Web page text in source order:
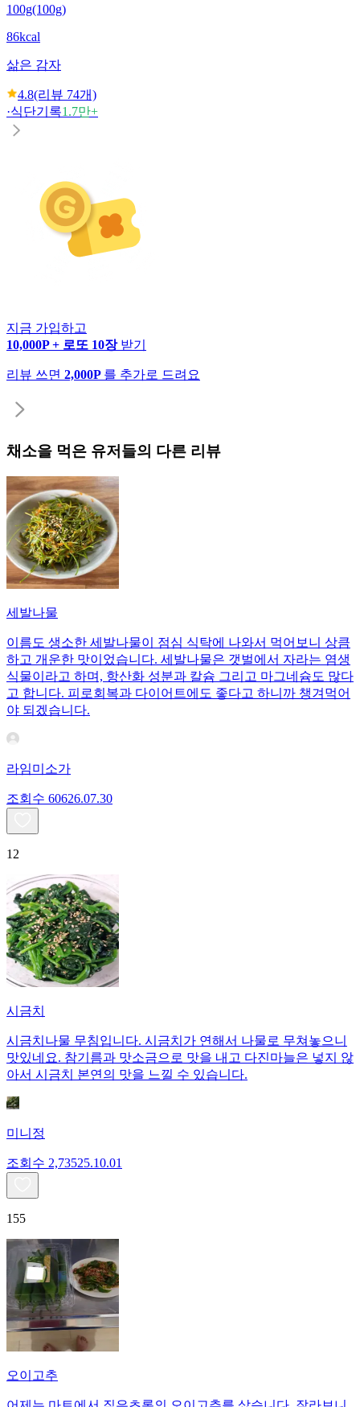
100g(100g)
86kcal
삶은 감자
4.8(리뷰 74개)
·식단기록1.7만+
지금 가입하고
10,000P + 로또 10장 받기
리뷰 쓰면 2,000P 를 추가로 드려요
채소을 먹은 유저들의 다른 리뷰
세발나물
이름도 생소한 세발나물이 점심 식탁에 나와서 먹어보니 상큼
하고 개운한 맛이었습니다. 세발나물은 갯벌에서 자라는 염생
식물이라고 하며, 항산화 성분과 칼슘 그리고 마그네슘도 많다
고 합니다. 피로회복과 다이어트에도 좋다고 하니까 챙겨먹어
야 되겠습니다.
라임미소가
조회수 60626.07.30
12
시금치
시금치나물 무침입니다. 시금치가 연해서 나물로 무쳐놓으니
맛있네요. 참기름과 맛소금으로 맛을 내고 다진마늘은 넣지 않
아서 시금치 본연의 맛을 느낄 수 있습니다.
미니정
조회수 2,73525.10.01
155
오이고추